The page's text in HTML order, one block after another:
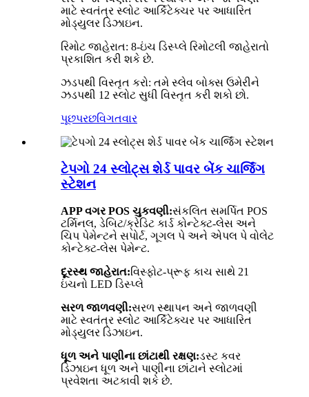
માટે સ્વતંત્ર સ્લોટ આર્કિટેક્ચર પર આધારિત
મોડ્યુલર ડિઝાઇન.
રિમોટ જાહેરાત: 8-ઇંચ ડિસ્પ્લે રિમોટલી જાહેરાતો
પ્રકાશિત કરી શકે છે.
ઝડપથી વિસ્તૃત કરો: તમે સ્લેવ બોક્સ ઉમેરીને
ઝડપથી 12 સ્લોટ સુધી વિસ્તૃત કરી શકો છો.
પૂછપરછવિગતવાર
ટેપગો 24 સ્લોટ્સ શેર્ડ પાવર બેંક ચાર્જિંગ
સ્ટેશન
APP વગર POS ચુકવણી:સંકલિત સમર્પિત POS
ટર્મિનલ, ડેબિટ/ક્રેડિટ કાર્ડ કોન્ટેક્ટ-લેસ અને
ચિપ પેમેન્ટને સપોર્ટ, ગૂગલ પે અને એપલ પે વોલેટ
કોન્ટેક્ટ-લેસ પેમેન્ટ.
દૂરસ્થ જાહેરાત:વિસ્ફોટ-પ્રૂફ કાચ સાથે 21
ઇંચનો LED ડિસ્પ્લે
સરળ જાળવણી:સરળ સ્થાપન અને જાળવણી
માટે સ્વતંત્ર સ્લોટ આર્કિટેક્ચર પર આધારિત
મોડ્યુલર ડિઝાઇન.
ધૂળ અને પાણીના છાંટાથી રક્ષણ:ડસ્ટ કવર
ડિઝાઇન ધૂળ અને પાણીના છાંટાને સ્લોટમાં
પ્રવેશતા અટકાવી શકે છે.